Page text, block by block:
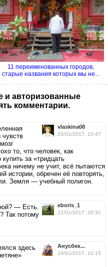
11 переименованных городов,
старые названия которых мы не...
и авторизованные
комментарии.
vlaskina08
29/01/2017, 10:47
чувств
то, что человек, как
за «тридцать
ничему не учит, всё пытаются
истории, обречен её повторять,
Земля — учебный полигон.
eboris_1
22/01/2017, 20:31
— Есть.
Так потому
Анусбек...
19/01/2017, 10:15
здесь